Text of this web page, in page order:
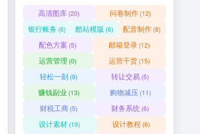
高清图库(20) 问卷制作(12)
银行账务 (6) 酷站模版 (6) 配音制作 (8)
配色方案 (5) 邮箱登录(12)
运营管理 (0) 运营干货(15)
轻松一刻 (9) 转让交易 (5)
赚钱副业 (13) 购物减压(11)
财税工商 (5) 财务系统 (6)
设计素材 (19) 设计教程 (6)